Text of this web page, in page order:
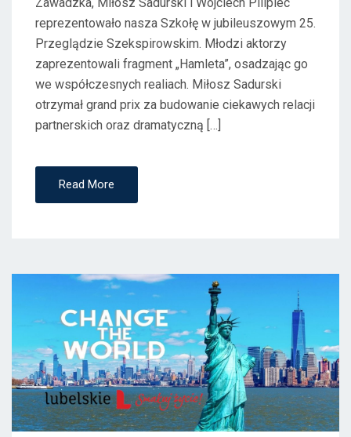
reprezentowało nasza Szkołę w jubileuszowym 25.
Przeglądzie Szekspirowskim. Młodzi aktorzy
zaprezentowali fragment „Hamleta”, osadzając go
we współczesnych realiach. Miłosz Sadurski
otrzymał grand prix za budowanie ciekawych relacji
partnerskich oraz dramatyczną […]
Read More